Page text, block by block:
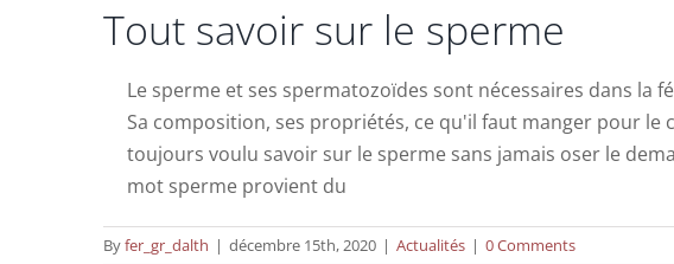
Tout savoir sur le sperme
Le sperme et ses spermatozoïdes sont nécessaires dans la
Sa composition, ses propriétés, ce qu'il faut manger pour le
toujours voulu savoir sur le sperme sans jamais oser le
mot sperme provient du
Byfer_gr_dalth | décembre 15th, 2020 | Actualités | 0 Comments